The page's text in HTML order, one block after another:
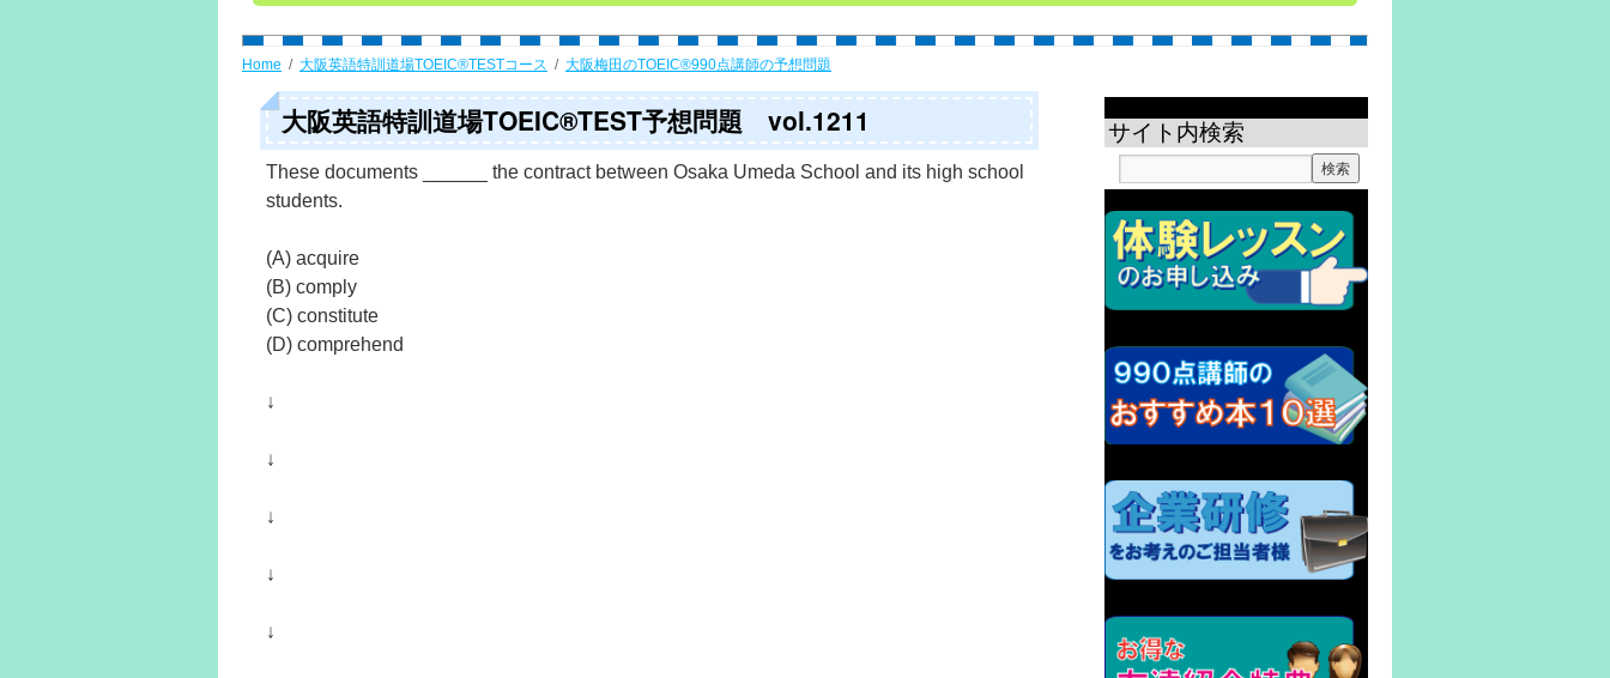
Home 大阪英語特訓道場TOEIC®TESTコース 大阪梅田のTOEIC®990点講師の予想問題
大阪英語特訓道場TOEIC®TEST予想問題 vol.1211
These documents ______ the contract between Osaka Umeda School and its high school
students.
(A) acquire
(B) comply
(C) constitute
(D) comprehend
↓
↓
↓
↓
↓
サイト内検索